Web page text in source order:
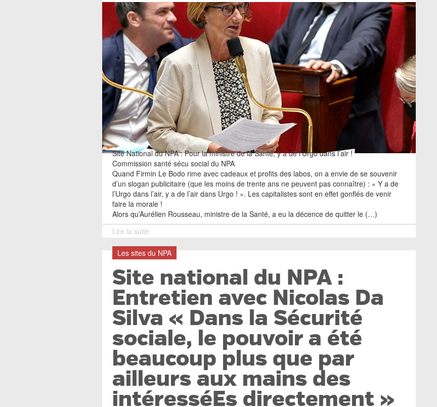
Site National du NPA : Pour la ministre de la Santé, y a de l’Urgo dans l’air !
Commission santé sécu social du NPA
Quand Firmin Le Bodo rime avec cadeaux et profits des labos, on a envie de se souvenir
d’un slogan publicitaire (que les moins de trente ans ne peuvent pas connaître) : « Y a de
l’Urgo dans l’air, y a de l’air dans Urgo ! ». Les capitalistes sont en effet gonflés de venir
faire la morale !
Alors qu’Aurélien Rousseau, ministre de la Santé, a eu la décence de quitter le (…)
Lire la suite
Les sites du NPA
Site national du NPA :
Entretien avec Nicolas Da
Silva « Dans la Sécurité
sociale, le pouvoir a été
beaucoup plus que par
ailleurs aux mains des
intéresséEs directement »